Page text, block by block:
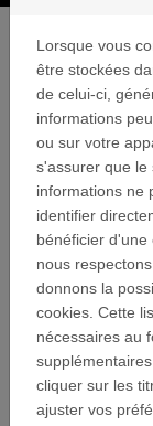
Nous vous
de commencer
Ce site a
de
de votre
Lorsque vous
être stockées
de celui-ci,
informations
ou sur votre
s'assurer que le
informations ne
identifier
bénéficier d'une
nous
donnons la
cookies. Cette
nécessaires au
cliquer sur les
ajuster vos